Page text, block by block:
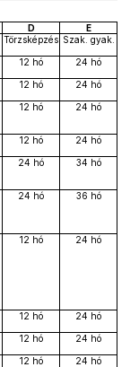
D
E
Törzsképzés Szak. gyak.
12 hó 24 hó
12 hó 24 hó
12 hó 24 hó
12 hó 24 hó
24 hó 34 hó
24 hó 36 hó
12 hó 24 hó
12 hó 24 hó
12 hó 24 hó
12 hó
24 hó